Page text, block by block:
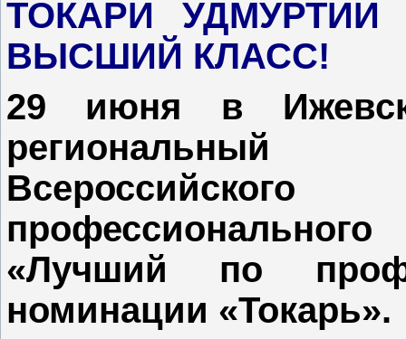
ТОКАРИ УДМУРТИИ
ВЫСШИЙ КЛАСС!
29 июня в
Всероссийского
профессионального
«Лучший по
номинации «Токарь».